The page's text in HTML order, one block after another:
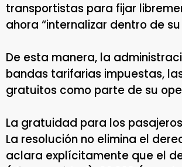
transportistas para fijar
ahora “internalizar dentro de
De esta manera, la
bandas tarifarias impuestas,
gratuitos como parte de su
La gratuidad para los
La resolución no elimina el
aclara explícitamente que el